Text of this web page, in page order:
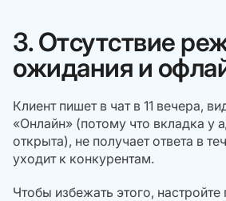
3. Отсутствие
ожидания и
Клиент пишет в чат в 11 вечера,
«Онлайн» (потому что вкладка у
открыта), не получает ответа в
уходит к конкурентам.
Чтобы избежать этого,